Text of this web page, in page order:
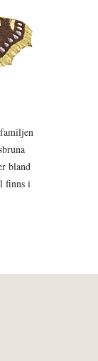
bland
finns i